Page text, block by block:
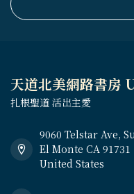
天道北美網路書房
扎根聖道 活出主愛
9060 Telstar Ave,
El Monte CA 91731
United States